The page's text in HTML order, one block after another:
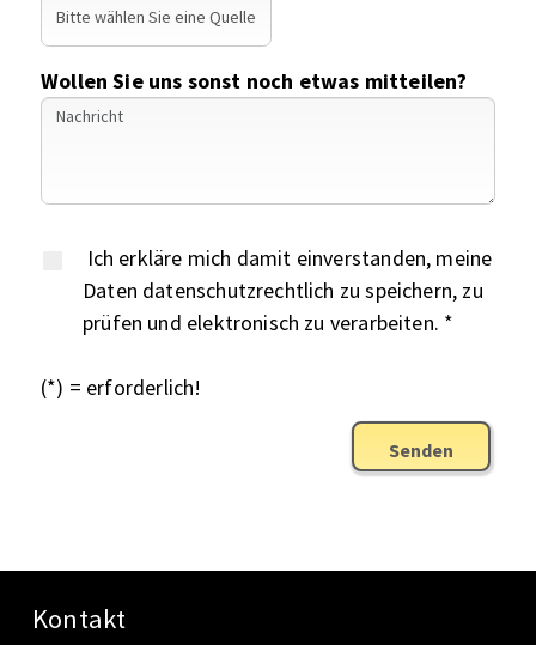
Wollen Sie uns sonst noch etwas mitteilen?
Ich erkläre mich damit einverstanden, meine
Daten datenschutzrechtlich zu speichern, zu
prüfen und elektronisch zu verarbeiten. *
(*) = erforderlich!
Senden
Kontakt